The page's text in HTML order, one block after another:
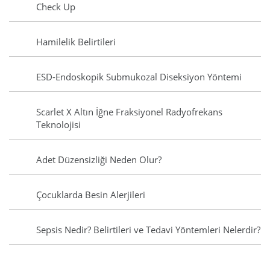
Check Up
Hamilelik Belirtileri
ESD-Endoskopik Submukozal Diseksiyon Yöntemi
Scarlet X Altın İğne Fraksiyonel Radyofrekans
Teknolojisi
Adet Düzensizliği Neden Olur?
Çocuklarda Besin Alerjileri
Sepsis Nedir? Belirtileri ve Tedavi Yöntemleri Nelerdir?